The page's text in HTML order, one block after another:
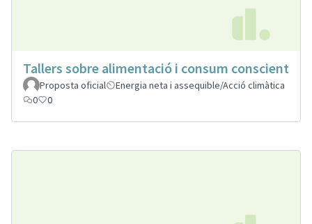
Tallers sobre alimentació i consum conscient
Proposta oficial
Energia neta i assequible/Acció climàtica
0
0